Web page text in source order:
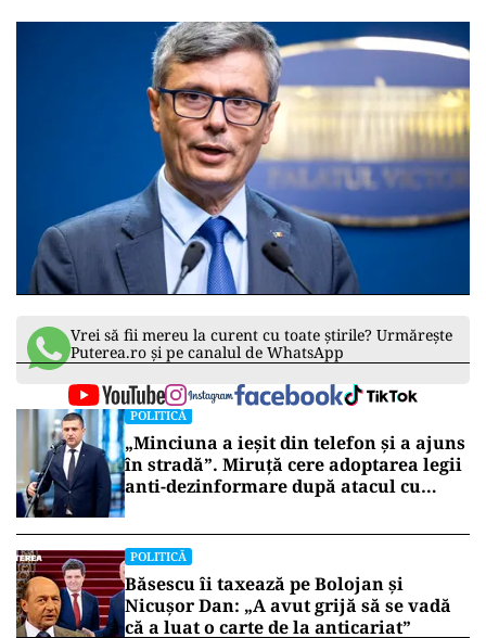
Vrei să fii mereu la curent cu toate știrile? Urmărește
Puterea.ro și pe canalul de WhatsApp
POLITICĂ
„Minciuna a ieșit din telefon și a ajuns
în stradă”. Miruță cere adoptarea legii
anti-dezinformare după atacul cu
POLITICĂ
Băsescu îi taxează pe Bolojan și
Nicușor Dan: „A avut grijă să se vadă
că a luat o carte de la anticariat”